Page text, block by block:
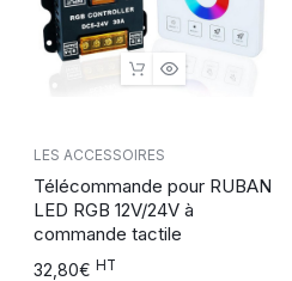
LES ACCESSOIRES
Télécommande pour RUBAN
LED RGB 12V/24V à
commande tactile
32,80€ HT